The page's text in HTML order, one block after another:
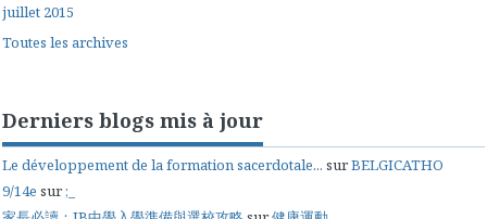
juillet 2015
Toutes les archives
Derniers blogs mis à jour
Le développement de la formation sacerdotale... surBELGICATHO
9/14e sur;_